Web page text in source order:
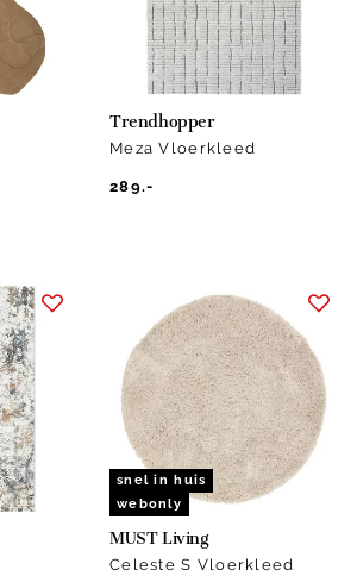
Trendhopper
Meza Vloerkleed
289.-
snel in huis
webonly
MUST Living
Celeste S Vloerkleed